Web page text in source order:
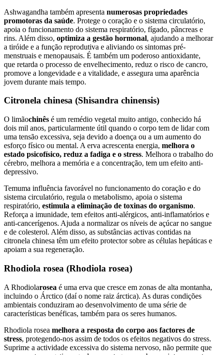
Ashwagandha também apresenta numerosas propriedades
promotoras da saúde. Protege o coração e o sistema circulatório,
apoia o funcionamento do sistema respiratório, fígado, pâncreas e
rins. Além disso, optimiza a gestão hormonal, ajudando a melhorar
a tiróide e a função reprodutiva e aliviando os sintomas pré-
menstruais e menopausais. É também um poderoso antioxidante,
que retarda o processo de envelhecimento, reduz o risco de cancro,
promove a longevidade e a vitalidade, e assegura uma aparência
jovem durante mais tempo.
Citronela chinesa (Shisandra chinensis)
O limãochinês é um remédio vegetal muito antigo, conhecido há
dois mil anos, particularmente útil quando o corpo tem de lidar com
uma tensão excessiva, seja devido a doença ou a um aumento do
esforço físico ou mental. A erva acrescenta energia, melhora o
estado psicofísico, reduz a fadiga e o stress. Melhora o trabalho do
cérebro, melhora a memória e a concentração, tem um efeito anti-
depressivo.
Temuma influência favorável no funcionamento do coração e do
sistema circulatório, regula o metabolismo, apoia o sistema
respiratório, estimula a eliminação de toxinas do organismo.
Reforça a imunidade, tem efeitos anti-alérgicos, anti-inflamatórios e
anti-cancerígenos. Ajuda a normalizar os níveis de açúcar no sangue
e de colesterol. Além disso, as substâncias activas contidas na
citronela chinesa têm um efeito protector sobre as células hepáticas e
apoiam a sua regeneração.
Rhodiola rosea (Rhodiola rosea)
A Rhodiolarosea é uma erva que cresce em zonas de alta montanha,
incluindo o Árctico (daí o nome raiz árctica). As duras condições
ambientais conduziram ao desenvolvimento de uma série de
características benéficas, também para os seres humanos.
Rhodiola rosea melhora a resposta do corpo aos factores de
stress, protegendo-nos assim de todos os efeitos negativos do stress.
Suprime a actividade excessiva do sistema nervoso, não permite que